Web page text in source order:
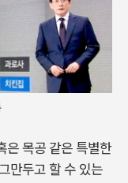
은 목공 같은 특별한
만두고 할 수 있는